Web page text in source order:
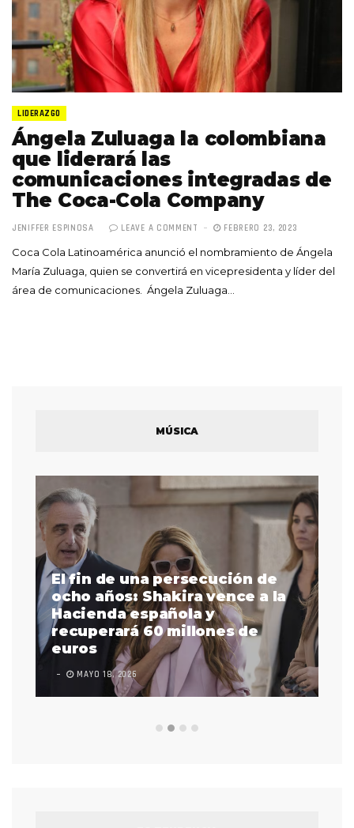
LIDERAZGO
Ángela Zuluaga la colombiana
que liderará las
comunicaciones integradas de
The Coca-Cola Company
JENIFFER ESPINOSA LEAVE A COMMENT FEBRERO 23, 2023
Coca Cola Latinoamérica anunció el nombramiento de Ángela
María Zuluaga, quien se convertirá en vicepresidenta y líder del
área de comunicaciones. Ángela Zuluaga…
MÚSICA
El fin de una persecución de
ocho años: Shakira vence a la
Hacienda española y
recuperará 60 millones de
euros
MAYO 18, 2026